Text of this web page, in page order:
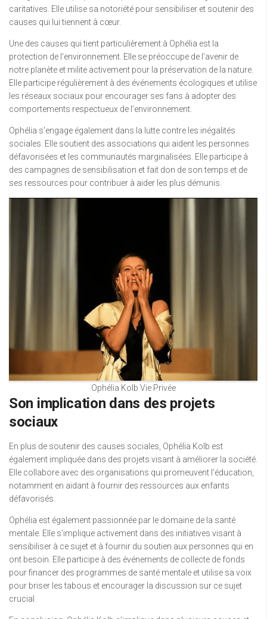
caritatives. Elle utilise sa notoriété pour sensibiliser et soutenir des
causes qui lui tiennent à cœur.
Une des causes qui tient particulièrement à Ophélia est la
protection de l’environnement. Elle se préoccupe de l’avenir de
notre planète et milite activement pour la préservation de la nature.
Elle participe régulièrement à des événements écologiques et utilise
les réseaux sociaux pour encourager ses fans à adopter des
comportements respectueux de l’environnement.
Ophélia s’engage également dans la lutte contre les inégalités
sociales. Elle soutient des associations qui aident les personnes
défavorisées et les communautés marginalisées. Elle participe à
des campagnes de sensibilisation et fait don de son temps et de
ses ressources pour contribuer à aider les plus démunis.
Ophélia Kolb Vie Privée
Son implication dans des projets
sociaux
En plus de soutenir des causes sociales, Ophélia Kolb est
également impliquée dans des projets visant à améliorer la société.
Elle collabore avec des organisations qui promeuvent l’éducation,
notamment en aidant à fournir des ressources aux enfants
défavorisés.
Ophélia est également passionnée par le domaine de la santé
mentale. Elle s’implique activement dans des initiatives visant à
sensibiliser à ce sujet et à fournir du soutien aux personnes qui en
ont besoin. Elle participe à des événements de collecte de fonds
pour financer des programmes de santé mentale et utilise sa voix
pour briser les tabous et encourager la discussion sur ce sujet
crucial.